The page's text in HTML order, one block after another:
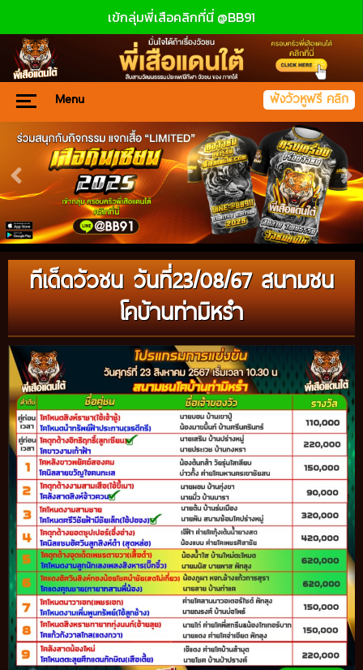
เข้กลุ่มพี่เสือคลิกที่นี่ @BB91
Menu ฟังวัวหูฟรี คลิก
ทีเด็ดวัวชน วันที่23/08/67 สนามชน
โคบ้านท่ามิหรำ